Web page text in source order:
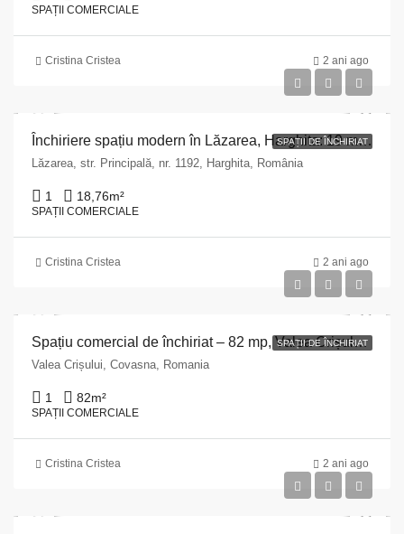
SPAȚII COMERCIALE
Cristina Cristea 2 ani ago
SPAȚII DE ÎNCHIRIAT
Închiriere spațiu modern în Lăzarea, Harghita: 19 mp, structură de beton, regim P+3!
Lăzarea, str. Principală, nr. 1192, Harghita, România
1 18,76m²
SPAȚII COMERCIALE
Cristina Cristea 2 ani ago
SPAȚII DE ÎNCHIRIAT
Spațiu comercial de închiriat – 82 mp, Valea Crișului, Str. Principală nr. 137
Valea Crișului, Covasna, Romania
1 82m²
SPAȚII COMERCIALE
Cristina Cristea 2 ani ago